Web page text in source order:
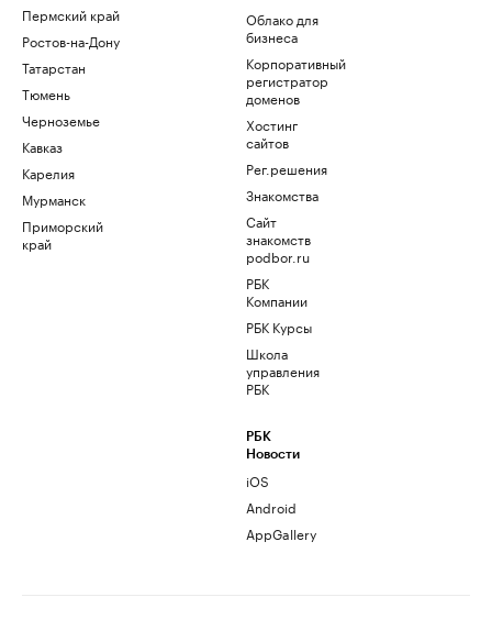
Пермский край
Ростов-на-Дону
Татарстан
Тюмень
Черноземье
Кавказ
Карелия
Мурманск
Приморский
край
Облако для
бизнеса
Корпоративный
регистратор
доменов
Хостинг
сайтов
Рег.решения
Знакомства
Сайт
знакомств
podbor.ru
РБК
Компании
РБК Курсы
Школа
управления
РБК
РБК
Новости
iOS
Android
AppGallery